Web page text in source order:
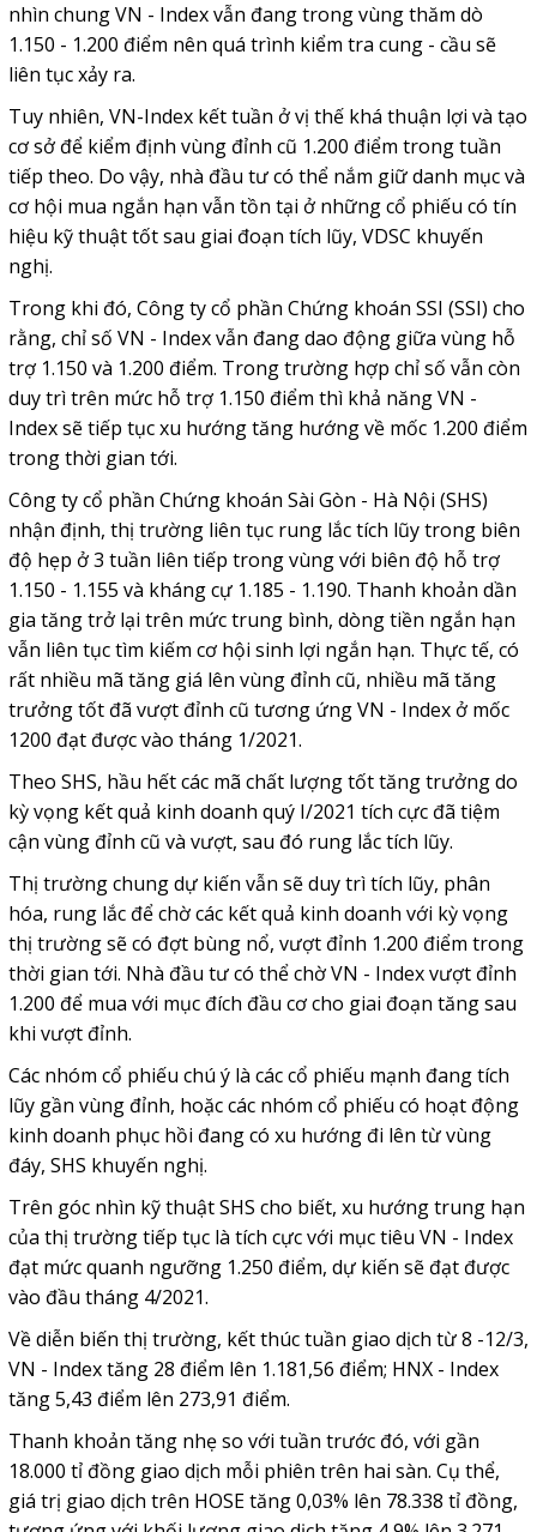
nhìn chung VN - Index vẫn đang trong vùng thăm dò
1.150 - 1.200 điểm nên quá trình kiểm tra cung - cầu sẽ
liên tục xảy ra.
Tuy nhiên, VN-Index kết tuần ở vị thế khá thuận lợi và tạo
cơ sở để kiểm định vùng đỉnh cũ 1.200 điểm trong tuần
tiếp theo. Do vậy, nhà đầu tư có thể nắm giữ danh mục và
cơ hội mua ngắn hạn vẫn tồn tại ở những cổ phiếu có tín
hiệu kỹ thuật tốt sau giai đoạn tích lũy, VDSC khuyến
nghị.
Trong khi đó, Công ty cổ phần Chứng khoán SSI (SSI) cho
rằng, chỉ số VN - Index vẫn đang dao động giữa vùng hỗ
trợ 1.150 và 1.200 điểm. Trong trường hợp chỉ số vẫn còn
duy trì trên mức hỗ trợ 1.150 điểm thì khả năng VN -
Index sẽ tiếp tục xu hướng tăng hướng về mốc 1.200 điểm
trong thời gian tới.
Công ty cổ phần Chứng khoán Sài Gòn - Hà Nội (SHS)
nhận định, thị trường liên tục rung lắc tích lũy trong biên
độ hẹp ở 3 tuần liên tiếp trong vùng với biên độ hỗ trợ
1.150 - 1.155 và kháng cự 1.185 - 1.190. Thanh khoản dần
gia tăng trở lại trên mức trung bình, dòng tiền ngắn hạn
vẫn liên tục tìm kiếm cơ hội sinh lợi ngắn hạn. Thực tế, có
rất nhiều mã tăng giá lên vùng đỉnh cũ, nhiều mã tăng
trưởng tốt đã vượt đỉnh cũ tương ứng VN - Index ở mốc
1200 đạt được vào tháng 1/2021.
Theo SHS, hầu hết các mã chất lượng tốt tăng trưởng do
kỳ vọng kết quả kinh doanh quý I/2021 tích cực đã tiệm
cận vùng đỉnh cũ và vượt, sau đó rung lắc tích lũy.
Thị trường chung dự kiến vẫn sẽ duy trì tích lũy, phân
hóa, rung lắc để chờ các kết quả kinh doanh với kỳ vọng
thị trường sẽ có đợt bùng nổ, vượt đỉnh 1.200 điểm trong
thời gian tới. Nhà đầu tư có thể chờ VN - Index vượt đỉnh
1.200 để mua với mục đích đầu cơ cho giai đoạn tăng sau
khi vượt đỉnh.
Các nhóm cổ phiếu chú ý là các cổ phiếu mạnh đang tích
lũy gần vùng đỉnh, hoặc các nhóm cổ phiếu có hoạt động
kinh doanh phục hồi đang có xu hướng đi lên từ vùng
đáy, SHS khuyến nghị.
Trên góc nhìn kỹ thuật SHS cho biết, xu hướng trung hạn
của thị trường tiếp tục là tích cực với mục tiêu VN - Index
đạt mức quanh ngưỡng 1.250 điểm, dự kiến sẽ đạt được
vào đầu tháng 4/2021.
Về diễn biến thị trường, kết thúc tuần giao dịch từ 8 -12/3,
VN - Index tăng 28 điểm lên 1.181,56 điểm; HNX - Index
tăng 5,43 điểm lên 273,91 điểm.
Thanh khoản tăng nhẹ so với tuần trước đó, với gần
18.000 tỉ đồng giao dịch mỗi phiên trên hai sàn. Cụ thể,
giá trị giao dịch trên HOSE tăng 0,03% lên 78.338 tỉ đồng,